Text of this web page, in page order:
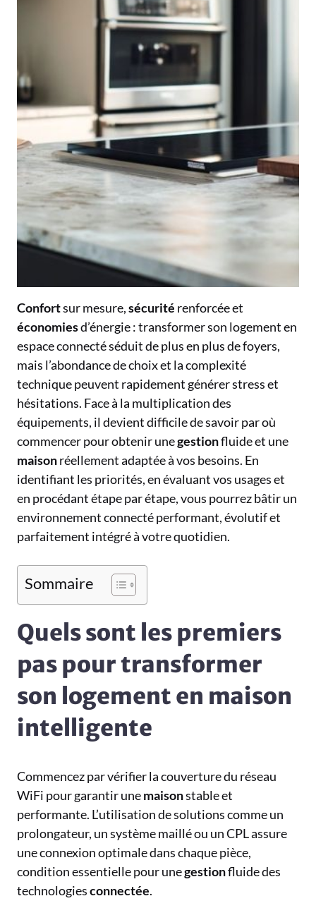
Confortsur mesure,sécurité renforcée et
économiesd’énergie : transformer son logement en
espace connecté séduit de plus en plus de foyers,
mais l’abondance de choix et la complexité
technique peuvent rapidement générer stress et
hésitations. Face à la multiplication des
équipements, il devient difficile de savoir par où
commencer pour obtenir unegestionfluide et une
maisonréellement adaptée à vos besoins. En
identifiant les priorités, en évaluant vos usages et
en procédant étape par étape, vous pourrez bâtir un
environnement connecté performant, évolutif et
parfaitement intégré à votre quotidien.
Sommaire
Quels sont les premiers
pas pour transformer
son logement en maison
intelligente
Commencez par vérifier la couverture du réseau
WiFi pour garantir unemaisonstable et
performante. L’utilisation de solutions comme un
prolongateur, un système maillé ou un CPL assure
une connexion optimale dans chaque pièce,
condition essentielle pour unegestionfluide des
technologiesconnectée.